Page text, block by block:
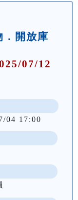
開放庫
07/12
04 17:00